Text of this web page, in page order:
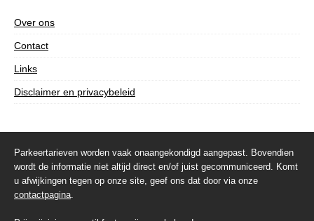
Over ons
Contact
Links
Disclaimer en privacybeleid
Parkeertarieven worden vaak onaangekondigd aangepast. Bovendien
wordt de informatie niet altijd direct en/of juist gecommuniceerd. Komt
u afwijkingen tegen op onze site, geef ons dat door via onze
contactpagina